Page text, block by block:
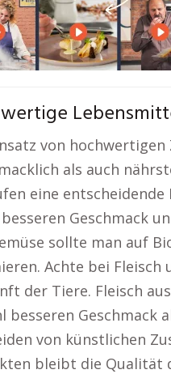
von
als auch
eine
Geschmack
sollte man auf
Achte bei Fleisch
der Tiere. Fleisch
besseren Geschmack
von künstlichen
bleibt die Qualität